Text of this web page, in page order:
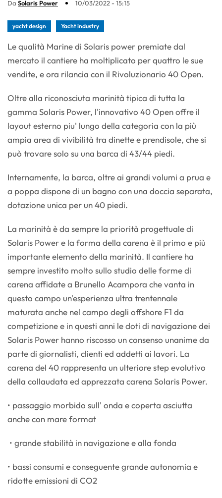
Da Solaris Power 10/03/2022 - 15:15
yacht design Yacht industry
Le qualità Marine di Solaris power premiate dal
mercato il cantiere ha moltiplicato per quattro le sue
vendite, e ora rilancia con il Rivoluzionario 40 Open.
Oltre alla riconosciuta marinità tipica di tutta la
gamma Solaris Power, l'innovativo 40 Open offre il
layout esterno piu' lungo della categoria con la più
ampia area di vivibilità tra dinette e prendisole, che si
può trovare solo su una barca di 43/44 piedi.
Internamente, la barca, oltre ai grandi volumi a prua e
a poppa dispone di un bagno con una doccia separata,
dotazione unica per un 40 piedi.
La marinità è da sempre la priorità progettuale di
Solaris Power e la forma della carena è il primo e più
importante elemento della marinità. Il cantiere ha
sempre investito molto sullo studio delle forme di
carena affidate a Brunello Acampora che vanta in
questo campo un'esperienza ultra trentennale
maturata anche nel campo degli offshore F1 da
competizione e in questi anni le doti di navigazione dei
Solaris Power hanno riscosso un consenso unanime da
parte di giornalisti, clienti ed addetti ai lavori. La
carena del 40 rappresenta un ulteriore step evolutivo
della collaudata ed apprezzata carena Solaris Power.
• passaggio morbido sull' onda e coperta asciutta
anche con mare format
• grande stabilità in navigazione e alla fonda
• bassi consumi e conseguente grande autonomia e
ridotte emissioni di CO2